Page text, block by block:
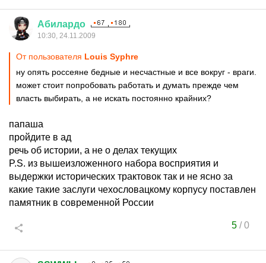
Абилардо
10:30, 24.11.2009
От пользователя Louis Syphre
ну опять россеяне бедные и несчастные и все вокруг - враги.
может стоит попробовать работать и думать прежде чем
власть выбирать, а не искать постоянно крайних?
папаша
пройдите в ад
речь об истории, а не о делах текущих
P.S. из вышеизложенного набора восприятия и
выдержки исторических трактовок так и не ясно за
какие такие заслуги чехословацкому корпусу поставлен
памятник в современной России
5/0